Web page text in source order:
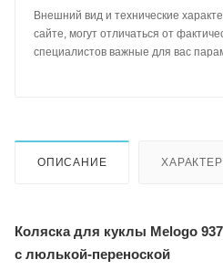
Внешний вид и технические
сайте, могут отличаться от
специалистов важные для вас
ОПИСАНИЕ
Коляска для куклы Melogo
с люлькой‑переноской